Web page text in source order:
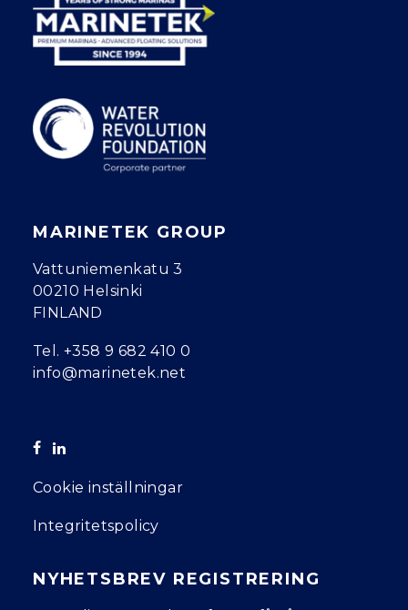
MARINETEK GROUP
Vattuniemenkatu 3
00210 Helsinki
FINLAND
Tel. +358 9 682 410 0
info@marinetek.net
Cookie inställningar
Integritetspolicy
NYHETSBREV REGISTRERING